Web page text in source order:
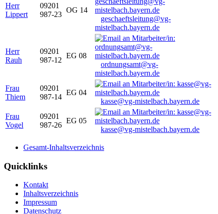
Herr
Lippert
09201
987-23
OG 14
geschaeftsleitung@vg-
mistelbach.bayern.de
Herr
Rauh
09201
987-12
EG 08
ordnungsamt@vg-
mistelbach.bayern.de
Frau
Thiem
09201
987-14
EG 04
kasse@vg-mistelbach.bayern.de
Frau
Vogel
09201
987-26
EG 05
kasse@vg-mistelbach.bayern.de
Gesamt-Inhaltsverzeichnis
Quicklinks
Kontakt
Inhaltsverzeichnis
Impressum
Datenschutz